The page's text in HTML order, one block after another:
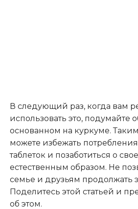
В следующий раз, когда вам
использовать это, подумайте
основанном на куркуме.
можете избежать
таблеток и позаботиться о
естественным образом. Не
семье и друзьям продолжать
Поделитесь этой статьей и
об этом.